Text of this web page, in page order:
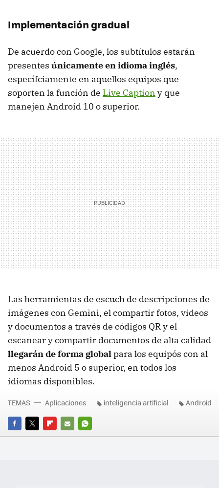
Implementación gradual
De acuerdo con Google, los subtítulos estarán
presentes únicamente en idioma inglés,
específciamente en aquellos equipos que
soporten la función de Live Caption y que
manejen Android 10 o superior.
Las herramientas de escuch de descripciones de
imágenes con Gemini, el compartir fotos, videos
y documentos a través de códigos QR y el
escanear y compartir documentos de alta calidad
llegarán de forma globalpara los equipós con al
menos Android 5 o superior, en todos los
idiomas disponibles.
FACEBOOK
TWITTERFLIPBOARD
E-
WHATSAPP
TEMAS Aplicaciones inteligencia artificial Android